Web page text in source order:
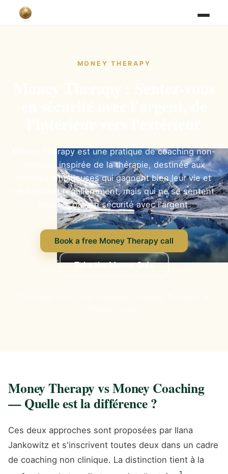
MONEY THERAPY
Money Therapy est une pratique de coaching non-
clinique, inspirée de la thérapie, destinée aux
femmes ambitieuses qui gagnent bien leur vie et
réussissent régulièrement, mais qui ne se sentent
toujours pas en sécurité avec l'argent.
Book a free Money Therapy call
Take the Money Quiz
Money Therapy vs Money Coaching
— Quelle est la différence ?
Ces deux approches sont proposées par Ilana
Jankowitz et s'inscrivent toutes deux dans un cadre
de coaching non clinique. La distinction tient à la